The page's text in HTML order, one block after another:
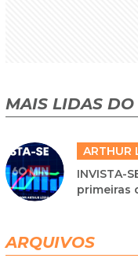
MAIS LIDAS DO
ARTHUR
INVISTA-
primeiras
ARQUIVOS